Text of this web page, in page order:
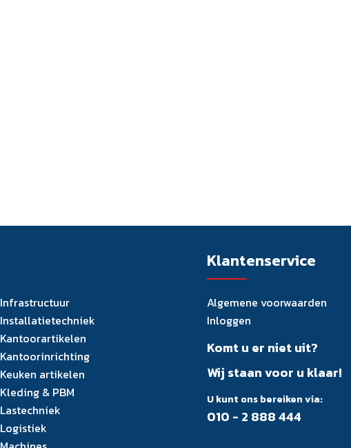
Infrastructuur
Installatietechniek
Kantoorartikelen
Kantoorinrichting
Keuken artikelen
Kleding & PBM
Lastechniek
Logistiek
Klantenservice
Algemene voorwaarden
Inloggen
Komt u er niet uit?
Wij staan voor u klaar!
U kunt ons bereiken via:
010 - 2 888 444